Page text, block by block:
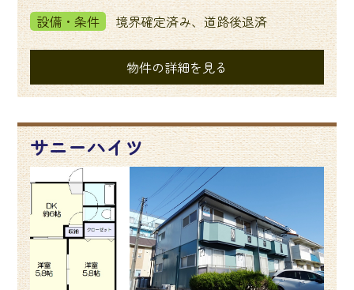
設備・条件
境界確定済み、道路後退済
物件の詳細を見る
サニーハイツ